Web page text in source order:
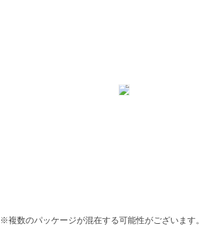
※複数のパッケージが混在する可能性がございます。